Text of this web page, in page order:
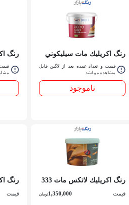
رنگ اكريليك مات سيليكوني
دكوسان 205 ساندورا گالن
قیمت و تعداد عمده بعد از لاگین قابل
مشاهده میباشد
ناموجود
رنگ
سان سفيد 206
رنگ اكريليك لاتكس مات 333
قیمت 1,350,000تومان قیمت